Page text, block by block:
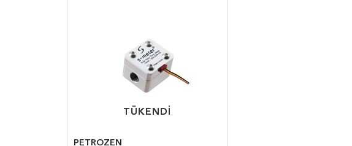
TÜKENDI
TÜKENDI
PETROZEN